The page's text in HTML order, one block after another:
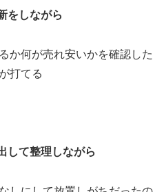
をしながら
か何が売れ安いかを確認した
打てる
して整理しながら